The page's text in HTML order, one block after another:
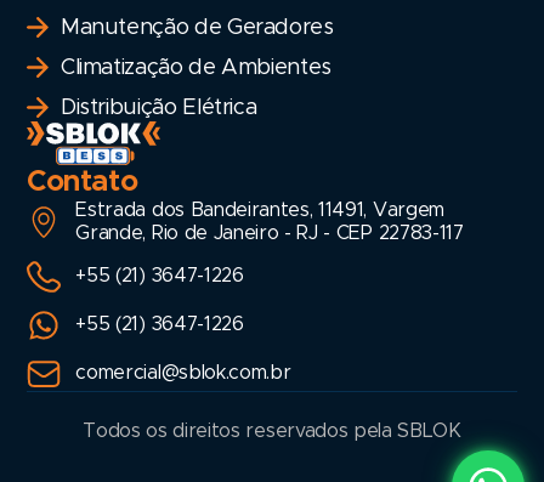
Manutenção de Geradores
Climatização de Ambientes
Distribuição Elétrica
Contato
Estrada dos Bandeirantes, 11491, Vargem
Grande, Rio de Janeiro - RJ - CEP 22783-117
+55 (21) 3647-1226
+55 (21) 3647-1226
comercial@sblok.com.br
Todos os direitos reservados pela SBLOK